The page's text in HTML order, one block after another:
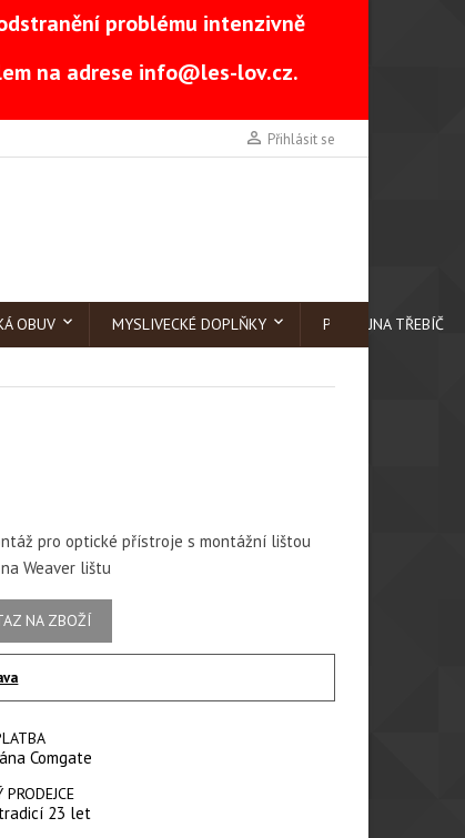
problému intenzivně
na adrese info@les-lov.cz.
 Přihlásit se
OBUV MYSLIVECKÉ DOPLŇKY PRODEJNA TŘEBÍČ
pro optické přístroje s montážní lištou
Weaver lištu
NA ZBOŽÍ
Comgate
23 let